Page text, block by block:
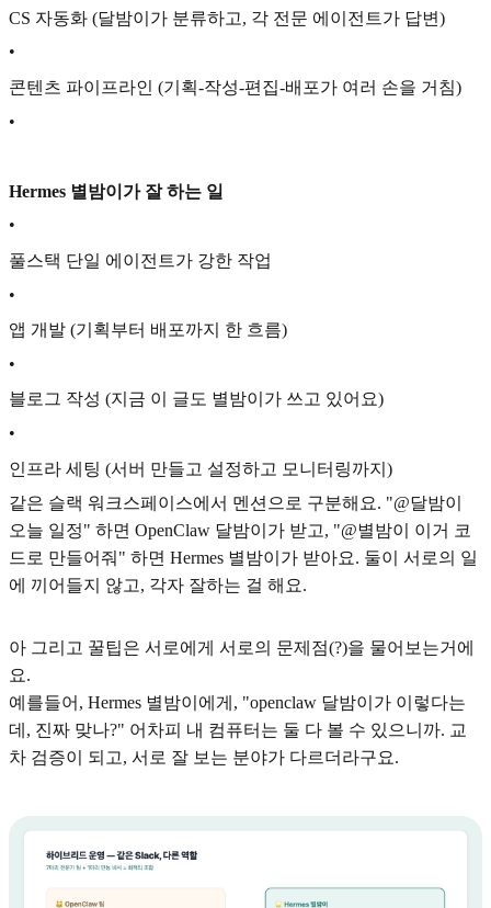
CS 자동화 (달밤이가 분류하고, 각 전문 에이전트가 답변)
•
콘텐츠 파이프라인 (기획-작성-편집-배포가 여러 손을 거침)
•
Hermes 별밤이가 잘 하는 일
•
풀스택 단일 에이전트가 강한 작업
•
앱 개발 (기획부터 배포까지 한 흐름)
•
블로그 작성 (지금 이 글도 별밤이가 쓰고 있어요)
•
인프라 세팅 (서버 만들고 설정하고 모니터링까지)
같은 슬랙 워크스페이스에서 멘션으로 구분해요. "@달밤이
오늘 일정" 하면 OpenClaw 달밤이가 받고, "@별밤이 이거 코
드로 만들어줘" 하면 Hermes 별밤이가 받아요. 둘이 서로의 일
에 끼어들지 않고, 각자 잘하는 걸 해요.
아 그리고 꿀팁은 서로에게 서로의 문제점(?)을 물어보는거에
요.
예를들어, Hermes 별밤이에게, "openclaw 달밤이가 이렇다는
데, 진짜 맞나?" 어차피 내 컴퓨터는 둘 다 볼 수 있으니까. 교
차 검증이 되고, 서로 잘 보는 분야가 다르더라구요.